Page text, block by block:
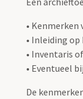
•
• Inleiding
• Inventaris
• Eventueel
De